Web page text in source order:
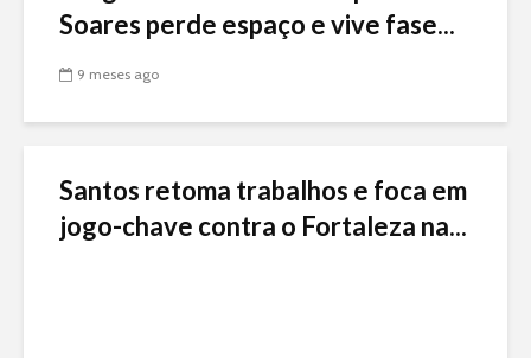
Soares perde espaço e vive fase...
9 meses ago
Santos retoma trabalhos e foca em
jogo-chave contra o Fortaleza na...